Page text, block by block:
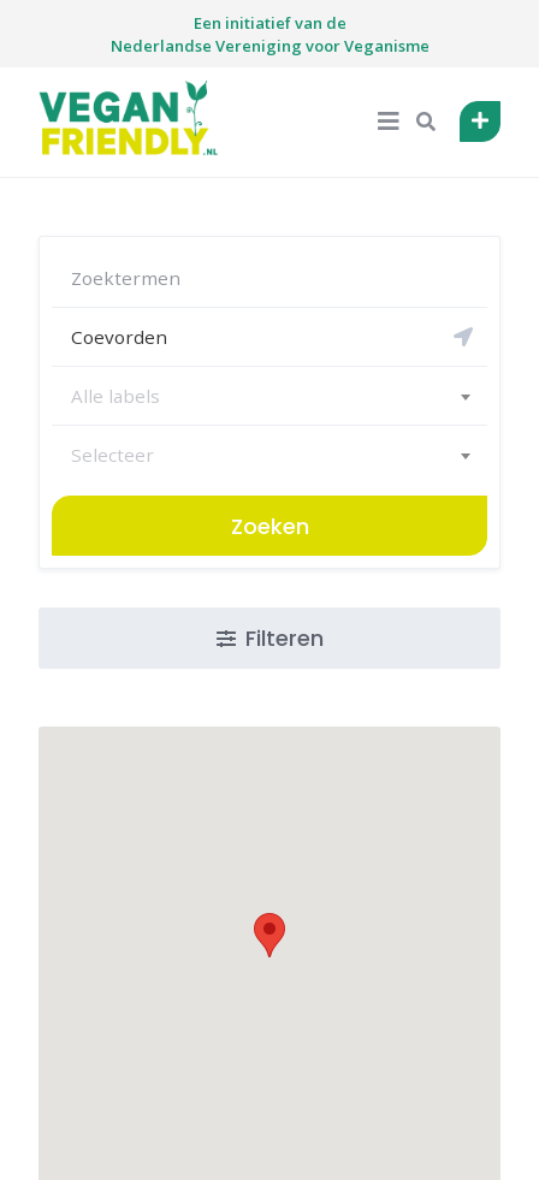
Een initiatief van de
Nederlandse Vereniging voor Veganisme
Alle labels
Selecteer
Zoeken
Filteren